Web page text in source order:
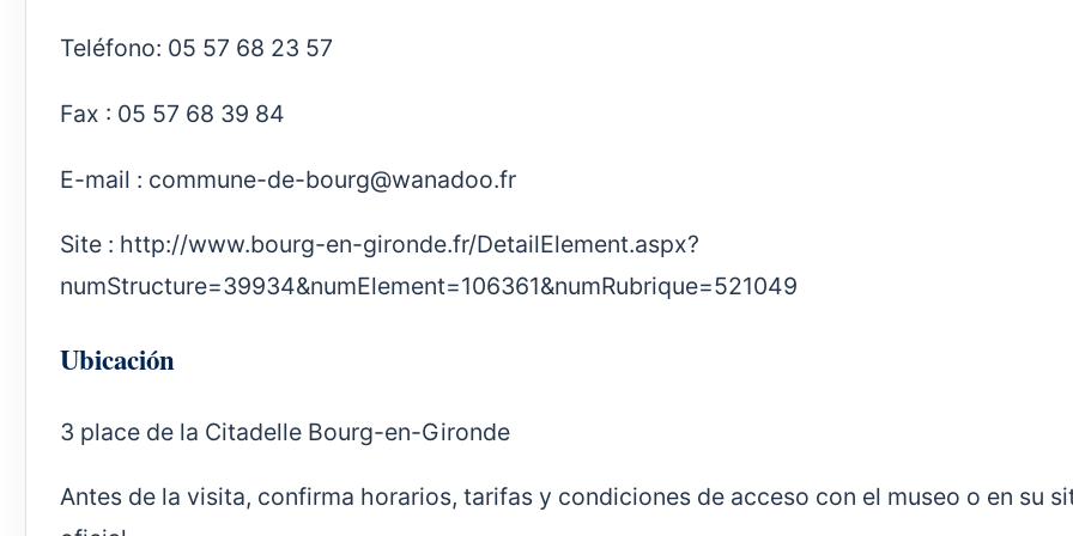
Teléfono: 05 57 68 23 57
Fax : 05 57 68 39 84
E-mail : commune-de-bourg@wanadoo.fr
Site : http://www.bourg-en-gironde.fr/DetailElement.aspx?
numStructure=39934&numElement=106361&numRubrique=521049
Ubicación
3 place de la Citadelle Bourg-en-Gironde
Antes de la visita, confirma horarios, tarifas y condiciones de acceso con el museo o en su